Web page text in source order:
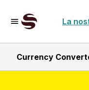
La
Currency